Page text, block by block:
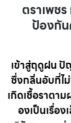
ตราเพช
ป้องกัน
เข้าสู่ฤดูฝน
ซึ่งกลิ่นอับที่ไ
เกิดเชื้อราตา
องเป็นเรื่อ